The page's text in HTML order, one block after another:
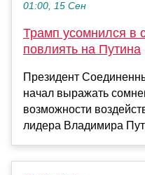
01:00, 15 Сен
Трамп усомнился в
повлиять на Путина
Президент
начал выражать
возможности
лидера Владимира